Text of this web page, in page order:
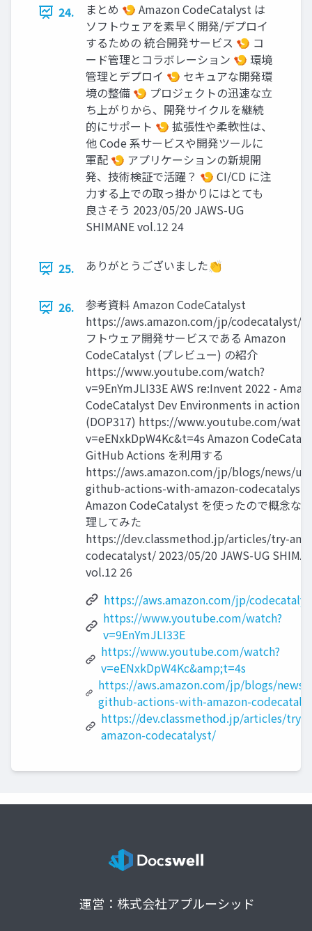
24.
まとめ 🍤 Amazon CodeCatalyst は
ソフトウェアを素早く開発/デプロイ
するための 統合開発サービス 🍤 コ
ード管理とコラボレーション 🍤 環境
管理とデプロイ 🍤 セキュアな開発環
境の整備 🍤 プロジェクトの迅速な立
ち上がりから、開発サイクルを継続
的にサポート 🍤 拡張性や柔軟性は、
他 Code 系サービスや開発ツールに
軍配 🍤 アプリケーションの新規開
発、技術検証で活躍？ 🍤 CI/CD に注
力する上での取っ掛かりにはとても
良さそう 2023/05/20 JAWS-UG
SHIMANE vol.12 24
25. ありがとうございました👏
26.
参考資料 Amazon CodeCatalyst
https://aws.amazon.com/jp/codecatalyst/
フトウェア開発サービスである Amazon
CodeCatalyst (プレビュー) の紹介
https://www.youtube.com/watch?
v=9EnYmJLI33E AWS re:Invent 2022 -
CodeCatalyst Dev Environments in action
(DOP317) https://www.youtube.com/
v=eENxkDpW4Kc&t=4s Amazon
GitHub Actions を利用する
https://aws.amazon.com/jp/blogs/news/
github-actions-with-amazon-codecatalyst/
Amazon CodeCatalyst を使ったので概念な
理してみた
https://dev.classmethod.jp/articles/try-
codecatalyst/ 2023/05/20 JAWS-UG
vol.12 26
https://aws.amazon.com/jp/
https://www.youtube.com/watch?
v=9EnYmJLI33E
https://www.youtube.com/watch?
v=eENxkDpW4Kc&amp;t=4s
https://aws.amazon.com/jp/blogs/news/
github-actions-with-amazon-
https://dev.classmethod.jp/articles/try-
amazon-codecatalyst/
運営：株式会社アプルーシッド